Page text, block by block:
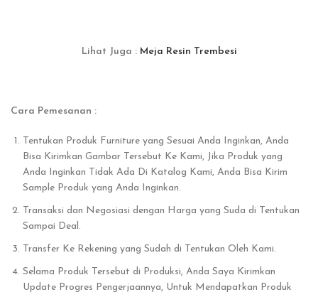
Lihat Juga : Meja Resin Trembesi
Cara Pemesanan :
Tentukan Produk Furniture yang Sesuai Anda Inginkan, Anda
Bisa Kirimkan Gambar Tersebut Ke Kami, Jika Produk yang
Anda Inginkan Tidak Ada Di Katalog Kami, Anda Bisa Kirim
Sample Produk yang Anda Inginkan.
Transaksi dan Negosiasi dengan Harga yang Suda di Tentukan
Sampai Deal.
Transfer Ke Rekening yang Sudah di Tentukan Oleh Kami.
Selama Produk Tersebut di Produksi, Anda Saya Kirimkan
Update Progres Pengerjaannya, Untuk Mendapatkan Produk